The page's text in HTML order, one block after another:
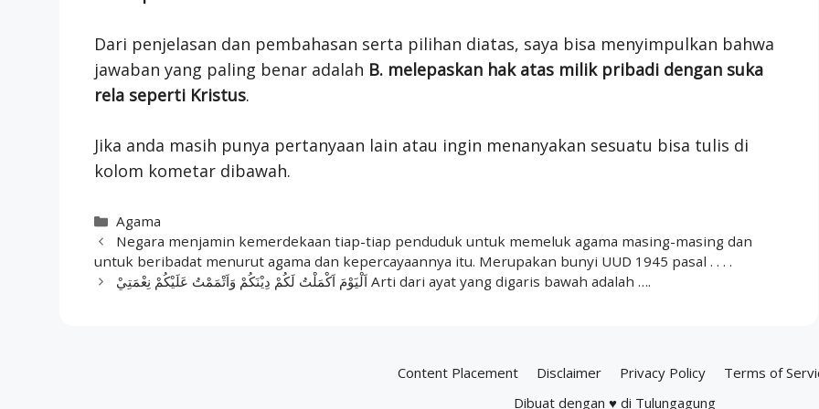
Dari penjelasan dan pembahasan serta pilihan diatas, saya bisa menyimpulkan bahwa
jawaban yang paling benar adalah B. melepaskan hak atas milik pribadi dengan suka
rela seperti Kristus.
Jika anda masih punya pertanyaan lain atau ingin menanyakan sesuatu bisa tulis di
kolom kometar dibawah.
Categories
Agama
Negara menjamin kemerdekaan tiap-tiap penduduk untuk memeluk agama masing-masing dan
untuk beribadat menurut agama dan kepercayaannya itu. Merupakan bunyi UUD 1945 pasal . . . .
اَلْيَوْمَ اَكْمَلْتُ لَكُمْ دِيْنَكُمْ وَاَتْمَمْتُ عَلَيْكُمْ نِعْمَتِيْ Arti dari ayat yang digaris bawah adalah ….
Content Placement Disclaimer Privacy Policy
Terms of
Dibuat dengan ♥ di Tulungagung